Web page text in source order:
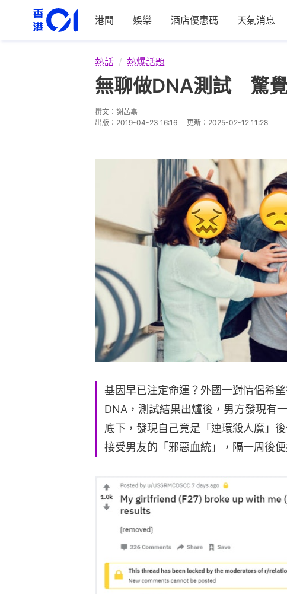
港聞 娛樂 酒店優惠碼 天氣消息
熱話 熱爆話題
無聊做DNA測試 驚
撰文： 謝茜嘉
出版： 2019-04-23 16:16 更新： 2025-02-12 11:28
基因早已注定命運？外國一對情侶希
DNA，測試結果出爐後，男方發現有
底下，發現自己竟是「連環殺人魔」
接受男友的「邪惡血統」，隔一周後